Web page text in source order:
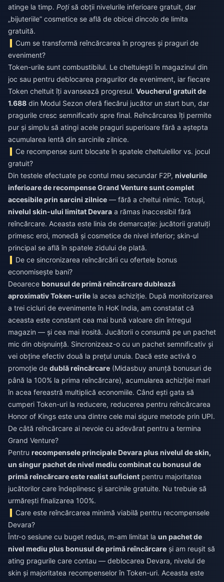
atinge la timp. Poțisă obții nivelurile inferioare gratuit, dar
„bijuteriile” cosmetice se află de obicei dincolo de limita
gratuită.
Cum se transformă reîncărcarea în progres și praguri de
eveniment?
Token-urile sunt combustibilul. Le cheltuiești în magazinul din
joc sau pentru deblocarea pragurilor de eveniment, iar fiecare
Token cheltuit îți avansează progresul. Voucherul gratuit de
1.688 din Modul Sezon oferă fiecărui jucător un start bun, dar
pragurile cresc semnificativ spre final. Reîncărcarea îți permite
pur și simplu să atingi acele praguri superioare fără a aștepta
acumularea lentă din sarcinile zilnice.
Ce recompense sunt blocate în spatele cheltuielilor vs. jocul
gratuit?
Din testele efectuate pe contul meu secundar F2P, nivelurile
inferioare de recompense Grand Venture sunt complet
accesibile prin sarcini zilnice — fără a cheltui nimic. Totuși,
nivelul skin-ului limitat Devara a rămas inaccesibil fără
reîncărcare. Aceasta este linia de demarcație: jucătorii gratuiți
primesc eroi, monedă și cosmetice de nivel inferior; skin-ul
principal se află în spatele zidului de plată.
De ce sincronizarea reîncărcării cu ofertele bonus
economisește bani?
Deoarece bonusul de primă reîncărcare dublează
aproximativ Token-urile la acea achiziție. După monitorizarea
a trei cicluri de evenimente în HoK India, am constatat că
aceasta este constant cea mai bună valoare din întregul
magazin — și cea mai irosită. Jucătorii o consumă pe un pachet
mic din obișnuință. Sincronizeaz-o cu un pachet semnificativ și
vei obține efectiv două la prețul unuia. Dacă este activă o
promoție de dublă reîncărcare (Midasbuy anunță bonusuri de
până la 100% la prima reîncărcare), acumularea achiziției mari
în acea fereastră multiplică economiile. Când ești gata să
cumperi Token-uri la reducere, reducerea pentru reîncărcarea
Honor of Kings este una dintre cele mai sigure metode prin UPI.
De câtă reîncărcare ai nevoie cu adevărat pentru a termina
Grand Venture?
Pentru recompensele principale Devara plus nivelul de skin,
un singur pachet de nivel mediu combinat cu bonusul de
primă reîncărcare este realist suficient pentru majoritatea
jucătorilor care îndeplinesc și sarcinile gratuite. Nu trebuie să
urmărești finalizarea 100%.
Care este reîncărcarea minimă viabilă pentru recompensele
Devara?
Într-o sesiune cu buget redus, m-am limitat la un pachet de
nivel mediu plus bonusul de primă reîncărcare și am reușit să
ating pragurile care contau — deblocarea Devara, nivelul de
skin și majoritatea recompenselor în Token-uri. Aceasta este